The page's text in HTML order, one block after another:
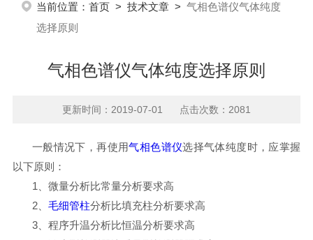
当前位置： 首页> 技术文章> 气相色谱仪气体纯度
选择原则
气相色谱仪气体纯度选择原则
更新时间：2019-07-01 点击次数：2081
一般情况下，再使用气相色谱仪选择气体纯度时，应掌握
以下原则：
1、微量分析比常量分析要求高
2、 毛细管柱分析比填充柱分析要求高
3、 程序升温分析比恒温分析要求高